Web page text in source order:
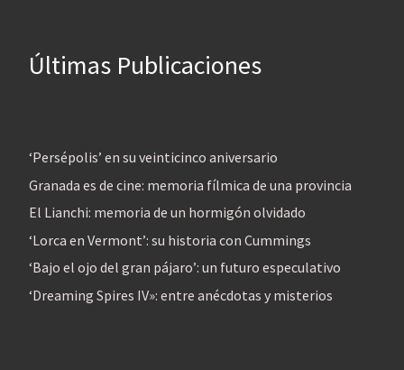
Últimas Publicaciones
‘Persépolis’ en su veinticinco aniversario
Granada es de cine: memoria fílmica de una provincia
El Lianchi: memoria de un hormigón olvidado
‘Lorca en Vermont’: su historia con Cummings
‘Bajo el ojo del gran pájaro’: un futuro especulativo
‘Dreaming Spires IV»: entre anécdotas y misterios